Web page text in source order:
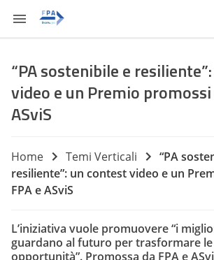
“PA sostenibile e
video e un Premio promossi
ASviS
Home Temi Verticali
“PA
resiliente”: un contest video e un
FPA e ASviS
L’iniziativa vuole promuovere “i
guardano al futuro per trasformare
opportunità”. Promossa da FPA e